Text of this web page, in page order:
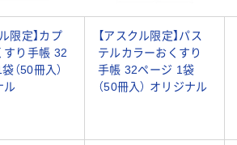
限定】カプ
すり手帳 32
（50冊入）
ル
【アスクル限定】パス
テルカラーおくすり
手帳 32ページ 1袋
（50冊入） オリジナル